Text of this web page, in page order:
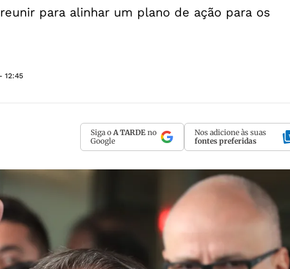
para alinhar um plano de ação para os
12:45
Siga o A TARDE no
Google
Nos adicione às suas
fontes preferidas